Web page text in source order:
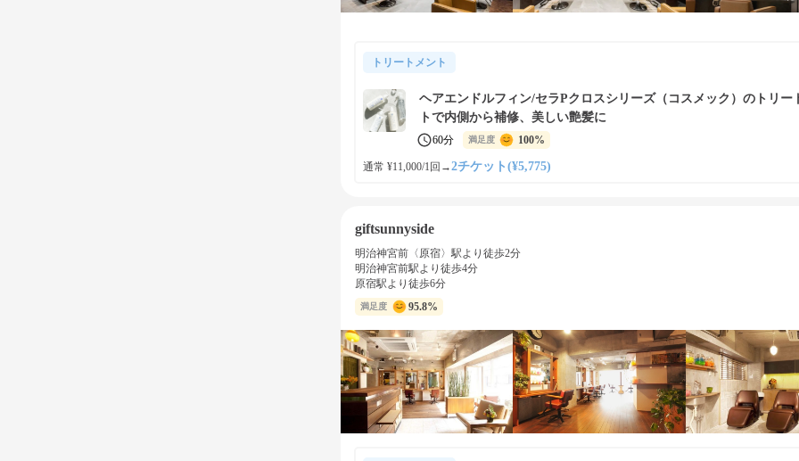
トリートメント
ヘアエンドルフィン/セラPクロスシリーズ（コスメック）のトリー
トで内側から補修、美しい艶髪に
60分 満足度 100%
通常 ¥11,000/1回 →2チケット(¥5,775)
giftsunnyside
明治神宮前〈原宿〉駅より徒歩2分
明治神宮前駅より徒歩4分
原宿駅より徒歩6分
満足度 95.8%